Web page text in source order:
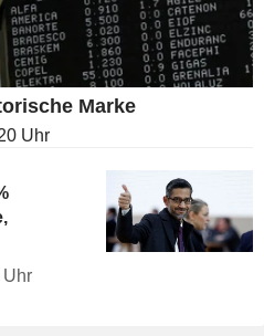
Marke
Uhr
Uhr